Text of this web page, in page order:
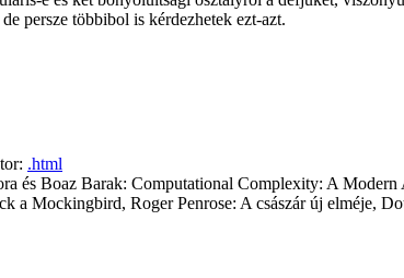
persze többibol is kérdezhetek ezt-azt.
.html
és Boaz Barak: Computational Complexity: A Modern
Mockingbird, Roger Penrose: A császár új elméje,